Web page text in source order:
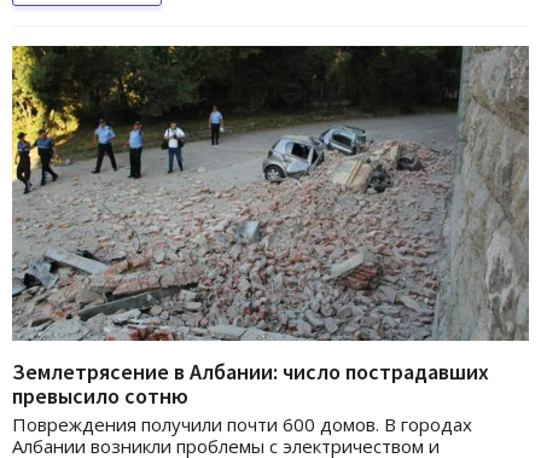
Землетрясение в Албании: число пострадавших
превысило сотню
Повреждения получили почти 600 домов. В городах
Албании возникли проблемы с электричеством и